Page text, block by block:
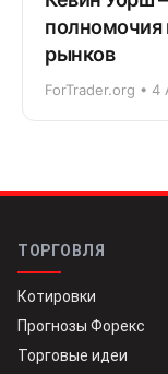
полномочия
рынков
ForTrader.org • 4
ТОРГОВЛЯ
Котировки
Прогнозы Форекс
Торговые идеи